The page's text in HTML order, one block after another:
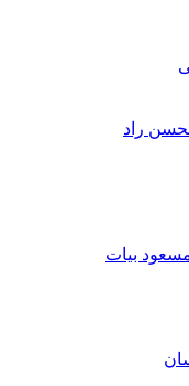
راد
بیات